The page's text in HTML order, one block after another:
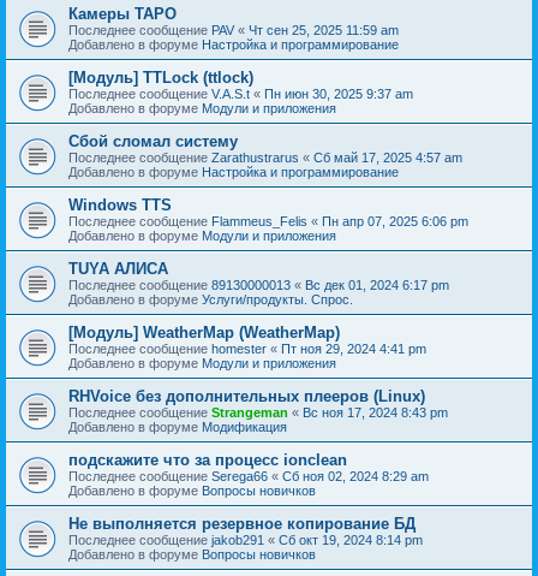
Камеры TAPO
Последнее сообщение PAV « Чт сен 25, 2025 11:59 am
Добавлено в форуме Настройка и программирование
[Модуль] TTLock (ttlock)
Последнее сообщение V.A.S.t « Пн июн 30, 2025 9:37 am
Добавлено в форуме Модули и приложения
Сбой сломал систему
Последнее сообщение Zarathustrarus « Сб май 17, 2025 4:57 am
Добавлено в форуме Настройка и программирование
Windows TTS
Последнее сообщение Flammeus_Felis « Пн апр 07, 2025 6:06 pm
Добавлено в форуме Модули и приложения
TUYA АЛИСА
Последнее сообщение 89130000013 « Вс дек 01, 2024 6:17 pm
Добавлено в форуме Услуги/продукты. Спрос.
[Модуль] WeatherMap (WeatherMap)
Последнее сообщение homester « Пт ноя 29, 2024 4:41 pm
Добавлено в форуме Модули и приложения
RHVoice без дополнительных плееров (Linux)
Последнее сообщение Strangeman « Вс ноя 17, 2024 8:43 pm
Добавлено в форуме Модификация
подскажите что за процесс ionclean
Последнее сообщение Serega66 « Сб ноя 02, 2024 8:29 am
Добавлено в форуме Вопросы новичков
Не выполняется резервное копирование БД
Последнее сообщение jakob291 « Сб окт 19, 2024 8:14 pm
Добавлено в форуме Вопросы новичков